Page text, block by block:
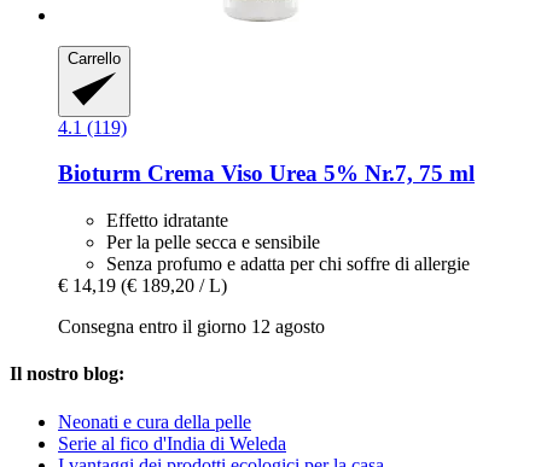
Carrello
4.1 (119)
Bioturm Crema Viso Urea 5% Nr.7, 75 ml
Effetto idratante
Per la pelle secca e sensibile
Senza profumo e adatta per chi soffre di allergie
€ 14,19 (€ 189,20 / L)
Consegna entro il giorno 12 agosto
Il nostro blog:
Neonati e cura della pelle
Serie al fico d'India di Weleda